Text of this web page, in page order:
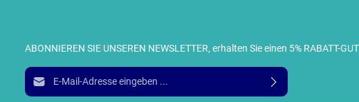
ABONNIEREN SIE UNSEREN NEWSLETTER, erhalten Sie einen 5%
E-Mail-Adresse*